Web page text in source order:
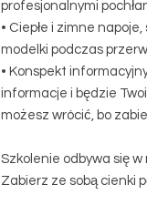
profesjonalnymi
• Ciepłe i zimne
modelki podczas
• Konspekt
informacje i będzie
możesz wrócić, bo
Szkolenie odbywa się w
Zabierz ze sobą cienki